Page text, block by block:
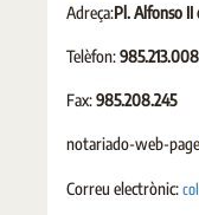
Adreça:Pl. Alfonso II
Telèfon:985.213.008
Fax:985.208.245
notariado-web-page
Correu electrònic: